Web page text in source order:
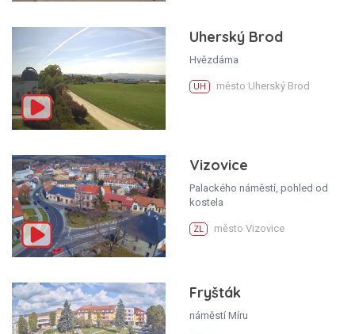
Uherský Brod
Hvězdárna
UH město Uherský Brod
Vizovice
Palackého náměstí, pohled od
kostela
ZL město Vizovice
Fryšták
náměstí Míru